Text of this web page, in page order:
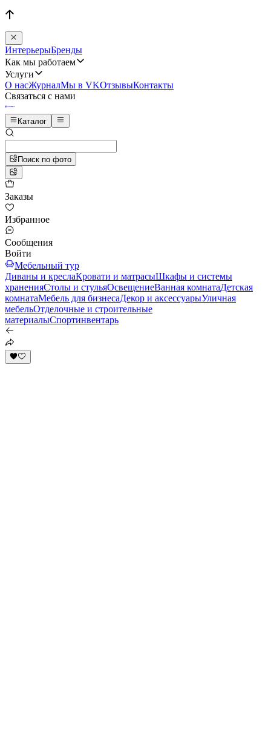
ИнтерьерыБренды
Как мы работаем
Услуги
О насЖурналМы в VKОтзывыКонтакты
Связаться с нами
Каталог
Поиск по фото
Заказы
Избранное
Сообщения
Войти
Мебельный тур
Диваны и креслаКровати и матрасыШкафы и системы
храненияСтолы и стульяОсвещениеВанная комнатаДетская
комнатаМебель для бизнесаДекор и аксессуарыУличная
мебельОтделочные и строительные
материалыСпортинвентарь